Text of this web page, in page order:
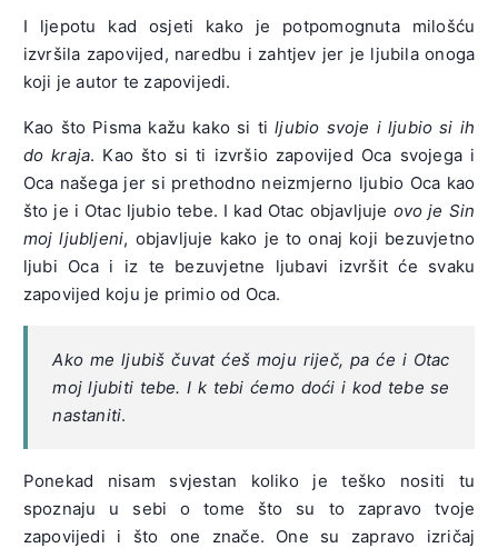
I ljepotu kad osjeti kako je potpomognuta milošću
izvršila zapovijed, naredbu i zahtjev jer je ljubila onoga
koji je autor te zapovijedi.
Kao što Pisma kažu kako si tiljubio svoje i ljubio si ih
do kraja. Kao što si ti izvršio zapovijed Oca svojega i
Oca našega jer si prethodno neizmjerno ljubio Oca kao
što je i Otac ljubio tebe. I kad Otac objavljuje ovo je Sin
moj ljubljeni, objavljuje kako je to onaj koji bezuvjetno
ljubi Oca i iz te bezuvjetne ljubavi izvršit će svaku
zapovijed koju je primio od Oca.
Ako me ljubiš čuvat ćeš moju riječ, pa će i Otac
moj ljubiti tebe. I k tebi ćemo doći i kod tebe se
nastaniti.
Ponekad nisam svjestan koliko je teško nositi tu
spoznaju u sebi o tome što su to zapravo tvoje
zapovijedi i što one znače. One su zapravo izričaj